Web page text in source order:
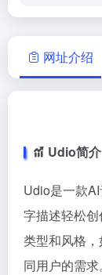
网址介绍
Udio简介
Udio是一款
字描述轻松
类型和风格
同用户的需